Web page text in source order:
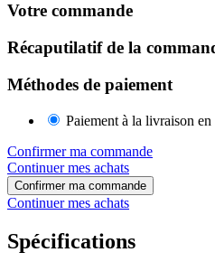
Votre commande
Récaputilatif de la
Méthodes de paiement
Paiement à la livraison en
Confirmer ma commande
Continuer mes achats
Confirmer ma commande
Continuer mes achats
Spécifications